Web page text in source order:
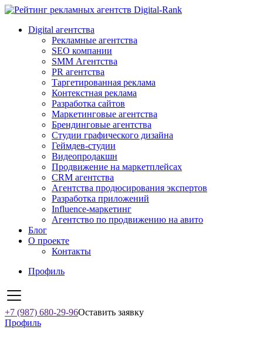
Digital-Rank
Digital агентства
Рекламные агентства
SEO компании
SMM Агентства
PR агентства
Таргетированная реклама
Контекстная реклама
Разработка сайтов
Маркетинговые агентства
Брендинговые агентства
Студии графического дизайна
Геймдев-студии
Видеопродакшн
Продвижение на маркетплейсах
CRM агентства
Агентства продюсирования экспертов
Разработка приложений
Influence-маркетинг
Агентство по продвижению на авито
Блог
О проекте
Контакты
Профиль
+7 (987) 680-29-96Оставить заявку
Профиль